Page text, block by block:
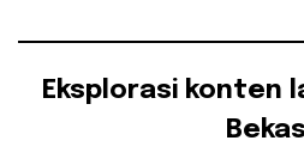
Eksplorasi konten